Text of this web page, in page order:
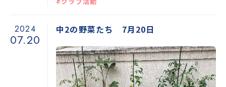
2024
07.20
中2の野菜たち 7月20日